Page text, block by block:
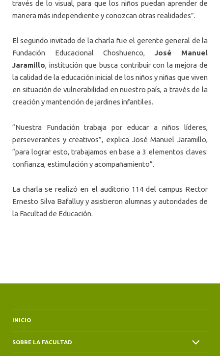
través de lo visual, para que los niños puedan aprender de
manera más independiente y conozcan otras realidades”.
El segundo invitado de la charla fue el gerente general de la
Fundación Educacional Choshuenco, José Manuel
Jaramillo, institución que busca contribuir con la mejora de
la calidad de la educación inicial de los niños y niñas que viven
en situación de vulnerabilidad en nuestro país, a través de la
creación y mantención de jardines infantiles.
“Nuestra Fundación trabaja por educar a niños líderes,
perseverantes y creativos”, explica José Manuel Jaramillo,
“para lograr esto, trabajamos en base a 3 elementos claves:
confianza, estimulación y acompañamiento”.
La charla se realizó en el auditorio 114 del campus Rector
Ernesto Silva Bafalluy y asistieron alumnas y autoridades de
la Facultad de Educación.
INICIO
SOBRE LA FACULTAD